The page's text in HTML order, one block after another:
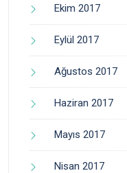
Ekim 2017
Eylül 2017
Ağustos 2017
Haziran 2017
Mayıs 2017
Nisan 2017